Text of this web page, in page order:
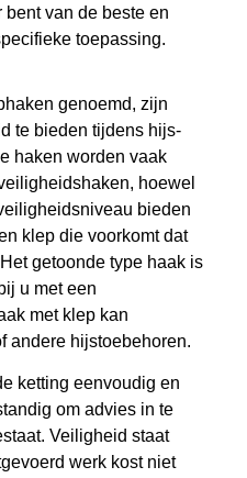
van de beste en
toepassing.
genoemd, zijn
te bieden tijdens hijs-
haken worden vaak
hoewel
bieden
klep die voorkomt dat
getoonde type haak is
u met een
met klep kan
andere hijstoebehoren.
ketting eenvoudig en
om advies in te
Veiligheid staat
werk kost niet